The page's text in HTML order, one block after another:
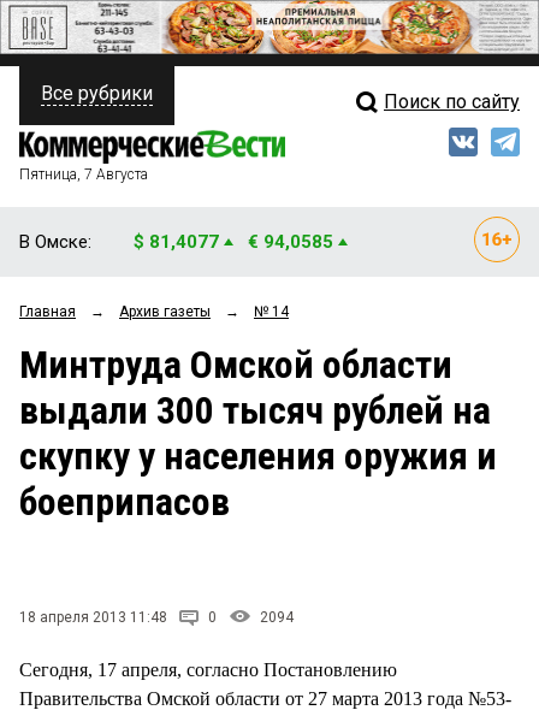
ПОЛИТИКА
ФИНАНСЫ
ОБЩЕСТВО
ЗАКОН
НОВОСТИ КОМПАНИЙ
Свежий выпуск
Рейтинги
Блоги
Архив
Все рубрики Поиск по сайту
Пятница, 7 Августа
В Омске: $ 81,4077 € 94,0585
Главная → Архив газеты → № 14
Минтруда Омской области
выдали 300 тысяч рублей на
скупку у населения оружия и
боеприпасов
18 апреля 2013 11:48 0 2094
Сегодня, 17 апреля, согласно Постановлению
Правительства Омской области от 27 марта 2013 года №53-